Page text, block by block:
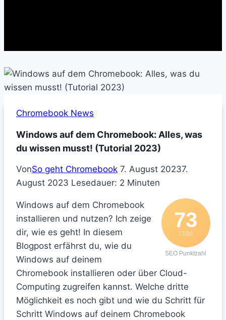
Chromebook News
Windows auf dem Chromebook: Alles, was
du wissen musst! (Tutorial 2023)
VonSo geht Chromebook 7. August 20237.
August 2023 Lesedauer: 2 Minuten
73
/ 100
SEO Punktzahl
Windows auf dem Chromebook
installieren und nutzen? Ich zeige
dir, wie es geht! In diesem
Blogpost erfährst du, wie du
Windows auf deinem
Chromebook installieren oder über Cloud-
Computing zugreifen kannst. Welche dritte
Möglichkeit es noch gibt und wie du Schritt für
Schritt Windows auf deinem Chromebook